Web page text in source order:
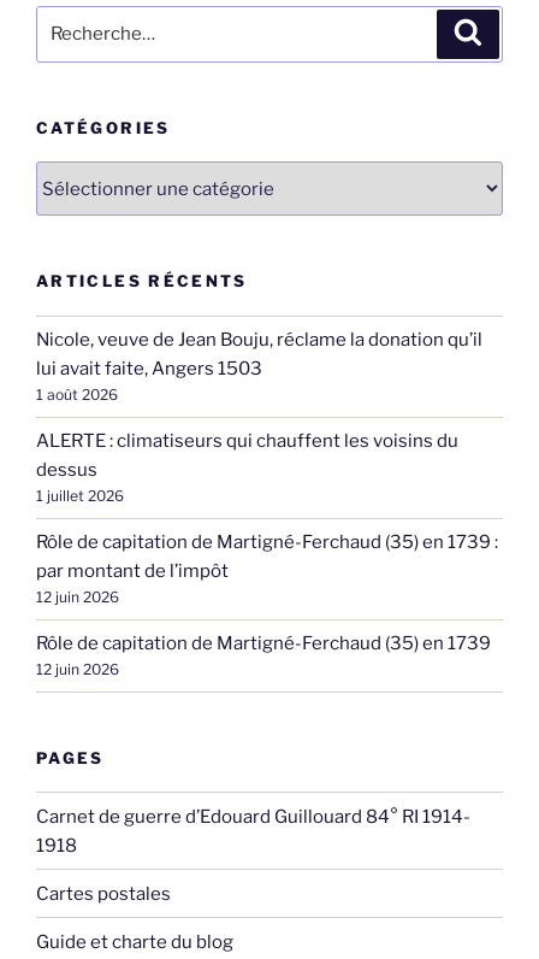
pour
CATÉGORIES
ARTICLES RÉCENTS
Nicole, veuve de Jean Bouju, réclame la donation qu’il
lui avait faite, Angers 1503
1 août 2026
ALERTE : climatiseurs qui chauffent les voisins du
dessus
1 juillet 2026
Rôle de capitation de Martigné-Ferchaud (35) en 1739 :
par montant de l’impôt
12 juin 2026
Rôle de capitation de Martigné-Ferchaud (35) en 1739
12 juin 2026
PAGES
Carnet de guerre d’Edouard Guillouard 84° RI 1914-
1918
Cartes postales
Guide et charte du blog